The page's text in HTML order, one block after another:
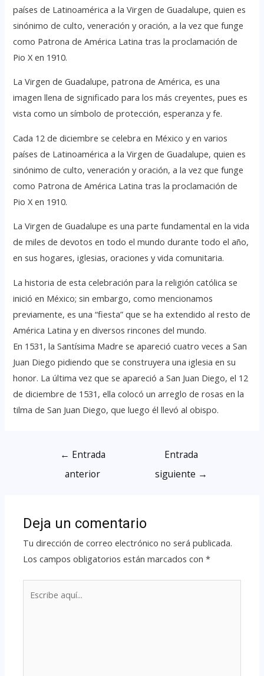
países de Latinoamérica a la Virgen de Guadalupe, quien es
sinónimo de culto, veneración y oración, a la vez que funge
como Patrona de América Latina tras la proclamación de
Pio X en 1910.
La Virgen de Guadalupe, patrona de América, es una
imagen llena de significado para los más creyentes, pues es
vista como un símbolo de protección, esperanza y fe.
Cada 12 de diciembre se celebra en México y en varios
países de Latinoamérica a la Virgen de Guadalupe, quien es
sinónimo de culto, veneración y oración, a la vez que funge
como Patrona de América Latina tras la proclamación de
Pio X en 1910.
La Virgen de Guadalupe es una parte fundamental en la vida
de miles de devotos en todo el mundo durante todo el año,
en sus hogares, iglesias, oraciones y vida comunitaria.
La historia de esta celebración para la religión católica se
inició en México; sin embargo, como mencionamos
previamente, es una “fiesta” que se ha extendido al resto de
América Latina y en diversos rincones del mundo.
En 1531, la Santísima Madre se apareció cuatro veces a San
Juan Diego pidiendo que se construyera una iglesia en su
honor. La última vez que se apareció a San Juan Diego, el 12
de diciembre de 1531, ella colocó un arreglo de rosas en la
tilma de San Juan Diego, que luego él llevó al obispo.
← Entrada
anterior
Entrada
siguiente →
Deja un comentario
Tu dirección de correo electrónico no será publicada.
Los campos obligatorios están marcados con*